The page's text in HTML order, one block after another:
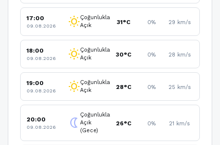
17:00
09.08.2026 wb_sunnyÇoğunlukla
Açık
31°C 0% 29 km/s
18:00
09.08.2026 wb_sunnyÇoğunlukla
Açık
30°C 0% 28 km/s
19:00
09.08.2026 wb_sunnyÇoğunlukla
Açık
28°C 0% 25 km/s
20:00
09.08.2026 nightlight
Çoğunlukla
Açık
(Gece)
26°C 0% 21 km/s